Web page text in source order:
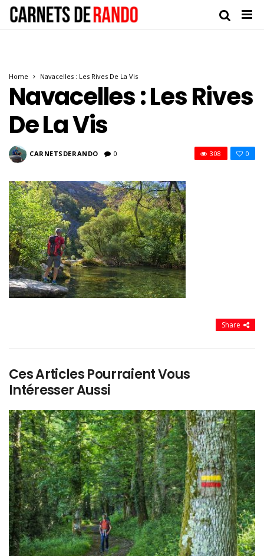
Home Navacelles : Les Rives De La Vis
Navacelles : Les Rives
De La Vis
CARNETSDERANDO 0 0
308
Share
Ces Articles Pourraient Vous
Intéresser Aussi